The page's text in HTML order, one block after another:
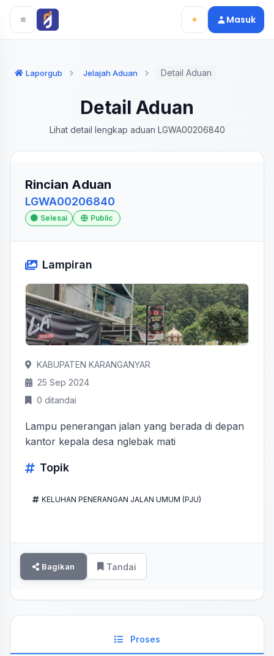
Langsung ke konten utama
Langsung ke navigasi
Masuk
Laporgub Jelajah Aduan Detail Aduan
Detail Aduan
Lihat detail lengkap aduan LGWA00206840
Rincian Aduan
LGWA00206840
Selesai Public
Lampiran
KABUPATEN KARANGANYAR
25 Sep 2024
0 ditandai
Lampu penerangan jalan yang berada di depan
kantor kepala desa nglebak mati
Topik
KELUHAN PENERANGAN JALAN UMUM (PJU)
Bagikan Tandai
Proses